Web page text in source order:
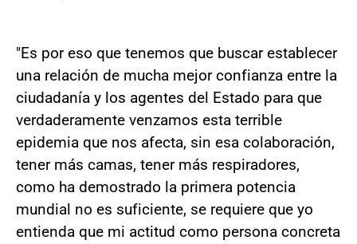
"Es por eso que tenemos que buscar establecer
una relación de mucha mejor confianza entre la
ciudadanía y los agentes del Estado para que
verdaderamente venzamos esta terrible
epidemia que nos afecta, sin esa colaboración,
tener más camas, tener más respiradores,
como ha demostrado la primera potencia
mundial no es suficiente, se requiere que yo
entienda que mi actitud como persona concreta